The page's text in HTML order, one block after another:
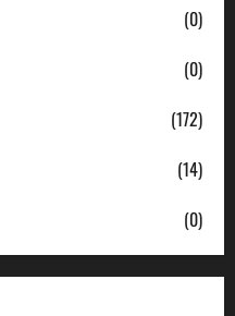
(0)
(0)
(172)
(14)
(0)